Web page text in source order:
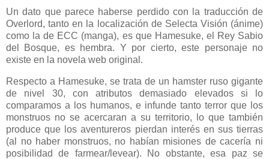
Un dato que parece haberse perdido con la traducción de
Overlord, tanto en la localización de Selecta Visión (ánime)
como la de ECC (manga), es que Hamesuke, el Rey Sabio
del Bosque, es hembra. Y por cierto, este personaje no
existe en la novela web original.
Respecto a Hamesuke, se trata de un hamster ruso gigante
de nivel 30, con atributos demasiado elevados si lo
comparamos a los humanos, e infunde tanto terror que los
monstruos no se acercaran a su territorio, lo que también
produce que los aventureros pierdan interés en sus tierras
(al no haber monstruos, no habían misiones de cacería ni
posibilidad de farmear/levear). No obstante, esa paz se